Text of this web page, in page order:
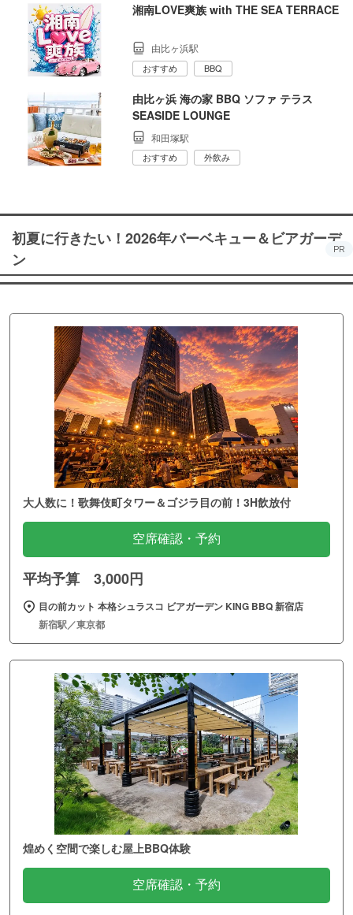
湘南LOVE爽族 with THE SEA TERRACE
由比ヶ浜駅
おすすめ BBQ
由比ヶ浜 海の家 BBQ ソファ テラス
SEASIDE LOUNGE
和田塚駅
おすすめ 外飲み
初夏に行きたい！2026年バーベキュー＆ビアガーデ
ン
PR
大人数に！歌舞伎町タワー＆ゴジラ目の前！3H飲放付
空席確認・予約
平均予算 3,000円
目の前カット 本格シュラスコ ビアガーデン KING BBQ 新宿店
新宿駅／東京都
煌めく空間で楽しむ屋上BBQ体験
空席確認・予約